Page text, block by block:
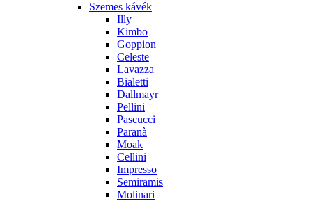
Szemes kávék
Illy
Kimbo
Goppion
Celeste
Lavazza
Bialetti
Dallmayr
Pellini
Pascucci
Paranà
Moak
Cellini
Impresso
Semiramis
Molinari